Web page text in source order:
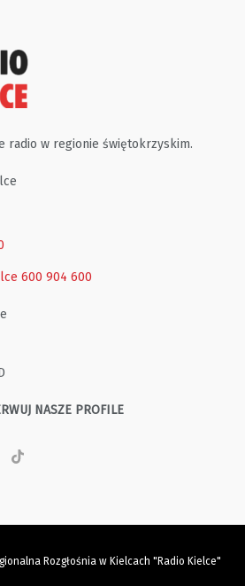
radio w regionie świętokrzyskim.
600 904 600
NASZE PROFILE
Rozgłośnia w Kielcach "Radio Kielce"